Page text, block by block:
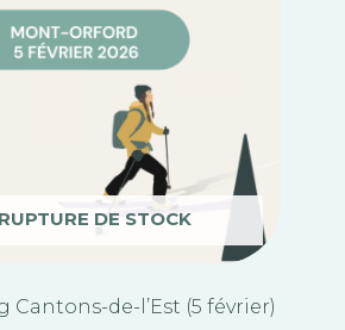
DE STOCK
de-l’Est (5 février)
options
peuvent
page
du
produit